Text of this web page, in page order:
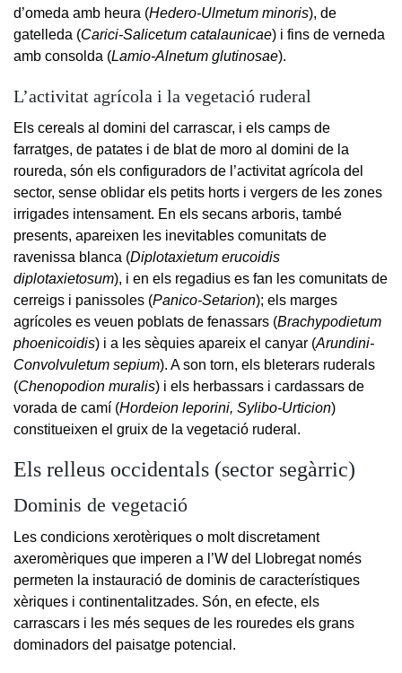
d’omeda amb heura (Hedero-Ulmetum minoris), de
gatelleda (Carici-Salicetum catalaunicae) i fins de verneda
amb consolda (Lamio-Alnetum glutinosae).
L’activitat agrícola i la vegetació ruderal
Els cereals al domini del carrascar, i els camps de
farratges, de patates i de blat de moro al domini de la
roureda, són els configuradors de l’activitat agrícola del
sector, sense oblidar els petits horts i vergers de les zones
irrigades intensament. En els secans arboris, també
presents, apareixen les inevitables comunitats de
ravenissa blanca (Diplotaxietum erucoidis
diplotaxietosum), i en els regadius es fan les comunitats de
cerreigs i panissoles (Panico-Setarion); els marges
agrícoles es veuen poblats de fenassars (Brachypodietum
phoenicoidis) i a les sèquies apareix el canyar (Arundini-
Convolvuletum sepium). A son torn, els bleterars ruderals
(Chenopodion muralis) i els herbassars i cardassars de
vorada de camí (Hordeion leporini, Sylibo-Urticion)
constitueixen el gruix de la vegetació ruderal.
Els relleus occidentals (sector segàrric)
Dominis de vegetació
Les condicions xerotèriques o molt discretament
axeromèriques que imperen a l’W del Llobregat només
permeten la instauració de dominis de característiques
xèriques i continentalitzades. Són, en efecte, els
carrascars i les més seques de les rouredes els grans
dominadors del paisatge potencial.